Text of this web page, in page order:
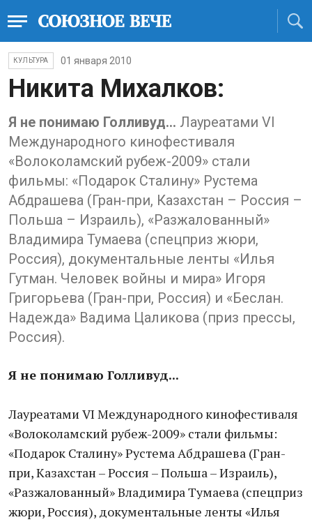
КУЛЬТУРА 01 января 2010
Никита Михалков:
Я не понимаю Голливуд... Лауреатами VI
Международного кинофестиваля
«Волоколамский рубеж-2009» стали
фильмы: «Подарок Сталину» Рустема
Абдрашева (Гран-при, Казахстан – Россия –
Польша – Израиль), «Разжалованный»
Владимира Тумаева (спецприз жюри,
Россия), документальные ленты «Илья
Гутман. Человек войны и мира» Игоря
Григорьева (Гран-при, Россия) и «Беслан.
Надежда» Вадима Цаликова (приз прессы,
Россия).
Я не понимаю Голливуд...
Лауреатами VI Международного кинофестиваля
«Волоколамский рубеж-2009» стали фильмы:
«Подарок Сталину» Рустема Абдрашева (Гран-
при, Казахстан – Россия – Польша – Израиль),
«Разжалованный» Владимира Тумаева (спецприз
жюри, Россия), документальные ленты «Илья